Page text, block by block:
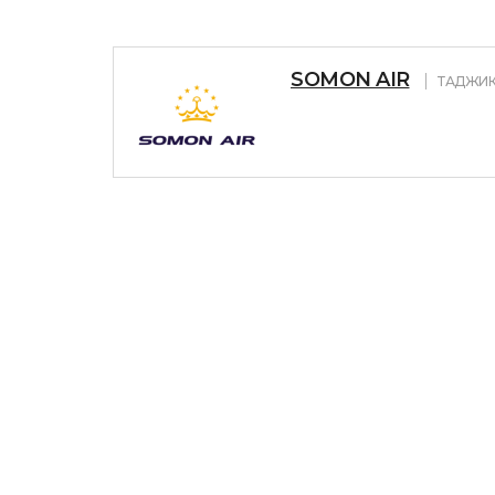
SOMON AIR